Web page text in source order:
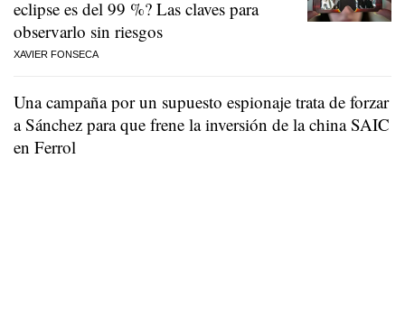
eclipse es del 99 %? Las claves para
observarlo sin riesgos
XAVIER FONSECA
Una campaña por un supuesto espionaje trata de forzar
a Sánchez para que frene la inversión de la china SAIC
en Ferrol